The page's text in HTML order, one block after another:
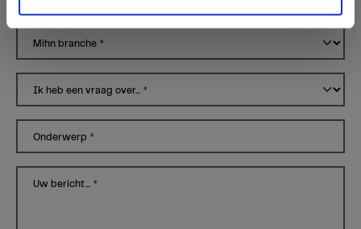
Mihn branche *
Ik heb een vraag over... *
Onderwerp *
Uw bericht... *